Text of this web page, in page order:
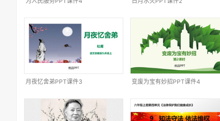
月夜忆舍弟PPT课件3 变废为宝有妙招PPT课件4